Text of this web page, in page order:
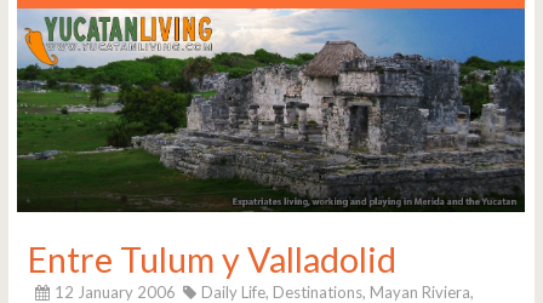
Entre Tulum y Valladolid
12 January 2006 Daily Life, Destinations, Mayan Riviera,